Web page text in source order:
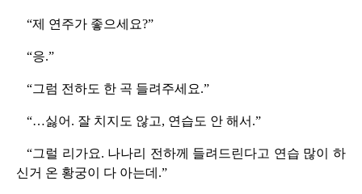
“제 연주가 좋으세요?”
“응.”
“그럼 전하도 한 곡 들려주세요.”
“…싫어. 잘 치지도 않고, 연습도 안 해서.”
“그럴 리가요. 나나리 전하께 들려드린다고 연습 많이 하
신거 온 황궁이 다 아는데.”